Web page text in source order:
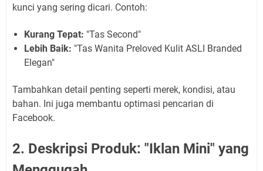
kunci yang sering dicari. Contoh:
Kurang Tepat: "Tas Second"
Lebih Baik: "Tas Wanita Preloved Kulit ASLI Branded
Elegan"
Tambahkan detail penting seperti merek, kondisi, atau
bahan. Ini juga membantu optimasi pencarian di
Facebook.
2. Deskripsi Produk: "Iklan Mini" yang